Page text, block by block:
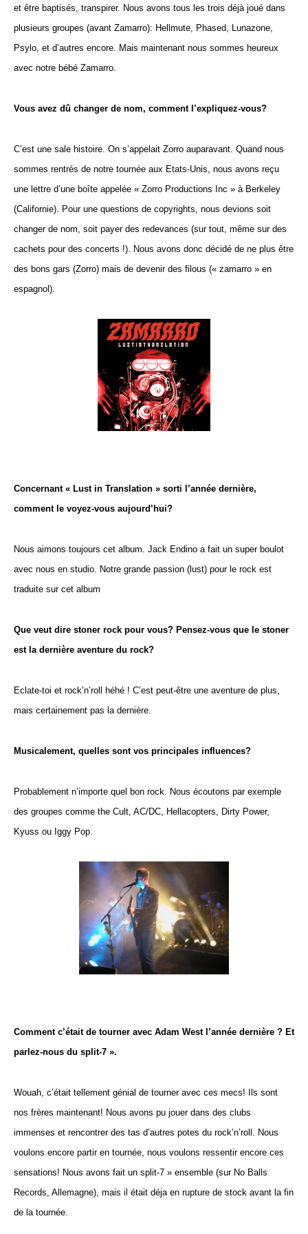
et être baptisés, transpirer. Nous avons tous les trois déjà joué dans
plusieurs groupes (avant Zamarro): Hellmute, Phased, Lunazone,
Psylo, et d’autres encore. Mais maintenant nous sommes heureux
avec notre bébé Zamarro.
Vous avez dû changer de nom, comment l’expliquez-vous?
C’est une sale histoire. On s’appelait Zorro auparavant. Quand nous
sommes rentrés de notre tournée aux Etats-Unis, nous avons reçu
une lettre d’une boîte appelée « Zorro Productions Inc » à Berkeley
(Californie). Pour une questions de copyrights, nous devions soit
changer de nom, soit payer des redevances (sur tout, même sur des
cachets pour des concerts !). Nous avons donc décidé de ne plus être
des bons gars (Zorro) mais de devenir des filous (« zamarro » en
espagnol).
Concernant « Lust in Translation » sorti l’année dernière,
comment le voyez-vous aujourd’hui?
Nous aimons toujours cet album. Jack Endino a fait un super boulot
avec nous en studio. Notre grande passion (lust) pour le rock est
traduite sur cet album
Que veut dire stoner rock pour vous? Pensez-vous que le stoner
est la dernière aventure du rock?
Eclate-toi et rock’n’roll héhé ! C’est peut-être une aventure de plus,
mais certainement pas la dernière.
Musicalement, quelles sont vos principales influences?
Probablement n’importe quel bon rock. Nous écoutons par exemple
des groupes comme the Cult, AC/DC, Hellacopters, Dirty Power,
Kyuss ou Iggy Pop.
Comment c’était de tourner avec Adam West l’année dernière ? Et
parlez-nous du split-7 ».
Wouah, c’était tellement génial de tourner avec ces mecs! Ils sont
nos frères maintenant! Nous avons pu jouer dans des clubs
immenses et rencontrer des tas d’autres potes du rock’n’roll. Nous
voulons encore partir en tournée, nous voulons ressentir encore ces
sensations! Nous avons fait un split-7 » ensemble (sur No Balls
Records, Allemagne), mais il était déja en rupture de stock avant la fin
de la tournée.